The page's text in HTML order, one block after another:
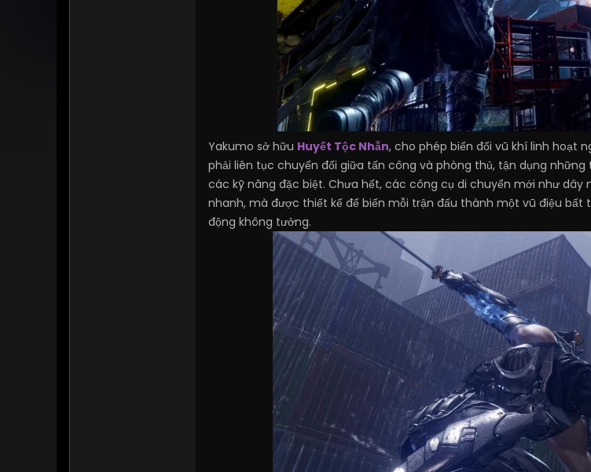
Yakumo sở hữu Huyết Tộc Nhẫn, cho phép biến đổi vũ khí linh hoạt
phải liên tục chuyển đổi giữa tấn công và phòng thủ, tận dụng
các kỹ năng đặc biệt. Chưa hết, các công cụ di chuyển mới như
nhanh, mà được thiết kế để biến mỗi trận đấu thành một vũ điệu
động không tưởng.